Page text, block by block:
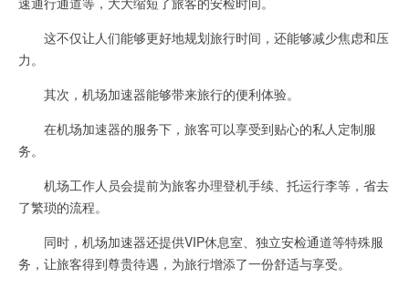
这不仅让人们能够更好地规划旅行时间，还能够减少焦虑和压
力。
其次，机场加速器能够带来旅行的便利体验。
在机场加速器的服务下，旅客可以享受到贴心的私人定制服
务。
机场工作人员会提前为旅客办理登机手续、托运行李等，省去
了繁琐的流程。
同时，机场加速器还提供VIP休息室、独立安检通道等特殊服
务，让旅客得到尊贵待遇，为旅行增添了一份舒适与享受。